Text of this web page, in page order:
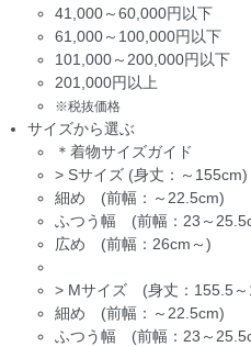
41,000～60,000円以下
61,000～100,000円以下
101,000～200,000円以下
201,000円以上
※税抜価格
サイズから選ぶ
＊着物サイズガイド
> Sサイズ (身丈：～155cm)
細め (前幅：～22.5cm)
ふつう幅 (前幅：23～
広め (前幅：26cm～)
> Mサイズ (身丈：155.5～
細め (前幅：～22.5cm)
ふつう幅 (前幅：23～